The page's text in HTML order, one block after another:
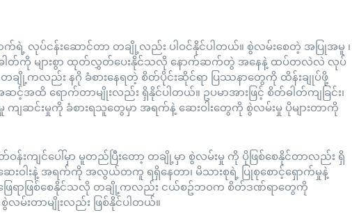
က်ရဲ့ လုပ်ငန်းဆောင်တာ တချို့လည်း ပါဝင်နိုင်ပါတယ်။ စွဲလမ်းစေတဲ့ အပြုအမူ ၊
ဓါတ်ကို များစွာ ထုတ်လွှတ်ပေးနိုင်သလို နောက်ဆက်တွဲ အနေနဲ့ ထပ်တလဲလဲ လုပ်
ချို့ကလည်း နဂို ခံစားနေရတဲ့ စိတ်ပိုင်းဆိုင်ရာ ပြဿနာတွေကို ထိန်းချုပ်ဖို့
အထိ ရောက်တာမျိုးလည်း ရှိနိုင်ပါတယ်။ ဥပမာအားဖြင့် စိတ်ဓါတ်ကျခြင်း၊
င်းမှုကို ခံစားရသူတွေမှာ အရက်နဲ့ ဆေးဝါးတွေကို စွဲလမ်းမှု ပိုများတာကို
းကျင်ပေါ်မှာ မူတည်ပြီးတော့ တချို့မှာ စွဲလမ်းမှု ကို ပိုဖြစ်စေနိုင်တာလည်း ရှိ
ဆေးဝါးနဲ့ အရက်ကို အလွယ်တကူ ရရှိနေတာ၊ မိသားစုရဲ့ ပြုစုစောင့်ရှောက်မှုနဲ့
ေရာဖြစ်စေနိုင်သလို တချို့ကလည်း ငယ်စဥ်ဘဝက စိတ်ဒဏ်ရာတွေကို
းတာမျိုးလည်း ဖြစ်နိုင်ပါတယ်။